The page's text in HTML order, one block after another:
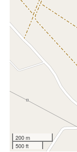
200 m
500 ft